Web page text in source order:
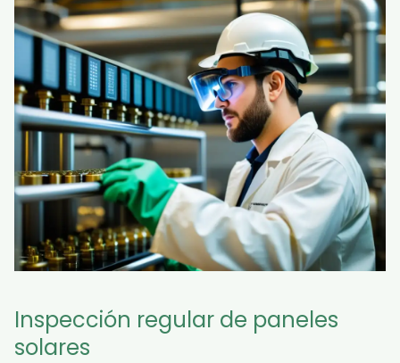
Inspección regular de paneles
solares